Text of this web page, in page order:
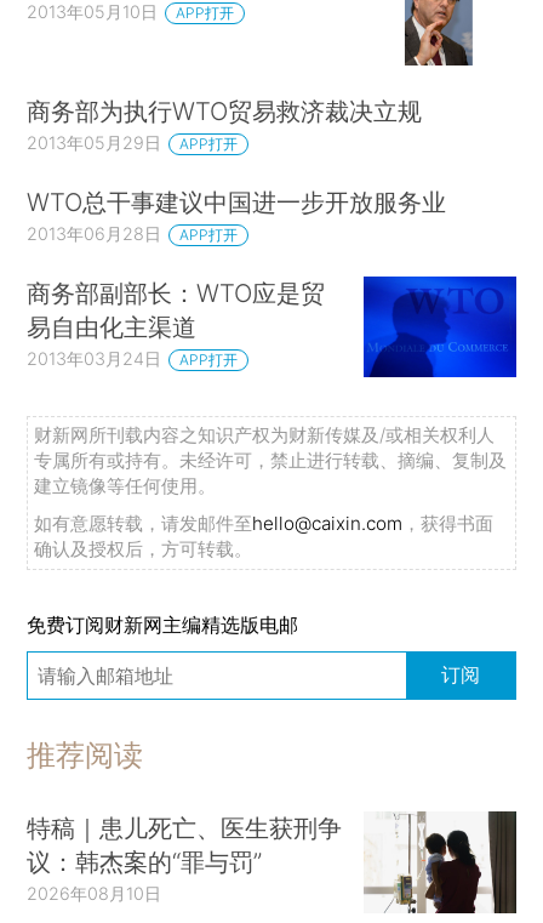
2013年05月10日 APP打开
商务部为执行WTO贸易救济裁决立规
2013年05月29日 APP打开
WTO总干事建议中国进一步开放服务业
2013年06月28日 APP打开
商务部副部长：WTO应是贸
易自由化主渠道
2013年03月24日 APP打开
财新网所刊载内容之知识产权为财新传媒及/或相关权利人
专属所有或持有。未经许可，禁止进行转载、摘编、复制及
建立镜像等任何使用。
如有意愿转载，请发邮件至hello@caixin.com ，获得书面
确认及授权后，方可转载。
免费订阅财新网主编精选版电邮
订阅
推荐阅读
特稿｜患儿死亡、医生获刑争
议：韩杰案的“罪与罚”
2026年08月10日